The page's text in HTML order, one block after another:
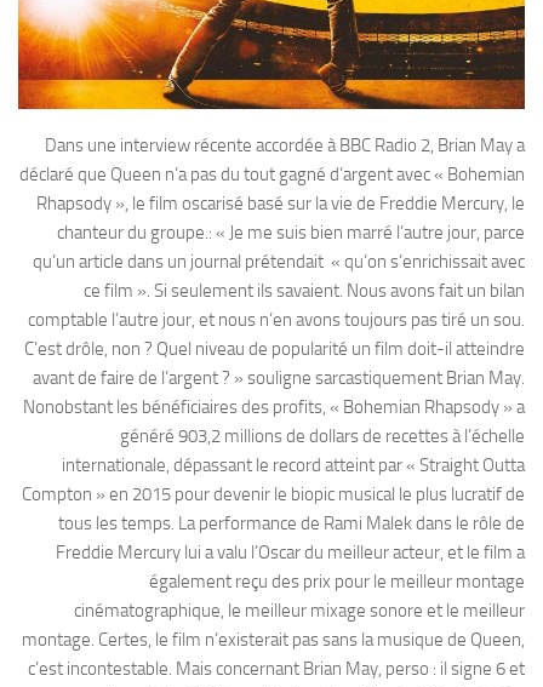
Dans une interview récente accordée à BBC Radio 2, Brian May a
déclaré que Queen n’a pas du tout gagné d’argent avec « Bohemian
Rhapsody », le film oscarisé basé sur la vie de Freddie Mercury, le
chanteur du groupe.: « Je me suis bien marré l’autre jour, parce
qu’un article dans un journal prétendait « qu’on s’enrichissait avec
ce film ». Si seulement ils savaient. Nous avons fait un bilan
comptable l’autre jour, et nous n’en avons toujours pas tiré un sou.
C’est drôle, non ? Quel niveau de popularité un film doit-il atteindre
avant de faire de l’argent ? » souligne sarcastiquement Brian May.
Nonobstant les bénéficiaires des profits, « Bohemian Rhapsody » a
généré 903,2 millions de dollars de recettes à l’échelle
internationale, dépassant le record atteint par « Straight Outta
Compton » en 2015 pour devenir le biopic musical le plus lucratif de
tous les temps. La performance de Rami Malek dans le rôle de
Freddie Mercury lui a valu l’Oscar du meilleur acteur, et le film a
également reçu des prix pour le meilleur montage
cinématographique, le meilleur mixage sonore et le meilleur
montage. Certes, le film n’existerait pas sans la musique de Queen,
c’est incontestable. Mais concernant Brian May, perso : il signe 6 et